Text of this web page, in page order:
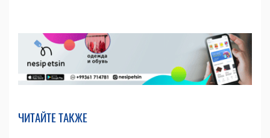
ЧИТАЙТЕ ТАКЖЕ